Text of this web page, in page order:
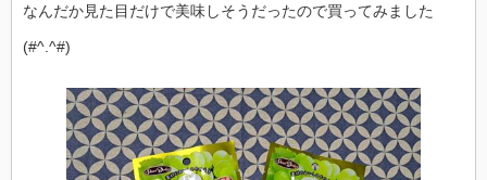
なんだか見た目だけで美味しそうだったので買ってみました
(#^.^#)